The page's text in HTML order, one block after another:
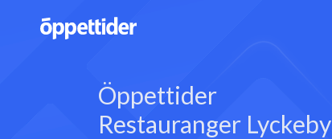
Öppettider
Restauranger Lyckeby